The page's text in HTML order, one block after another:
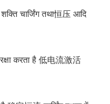
शक्ति चार्जिंग तथा恒压 आदि
करता है 低电流激活